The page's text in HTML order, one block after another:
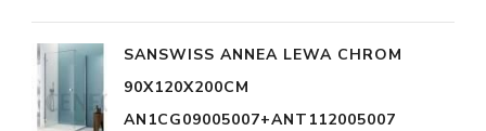
SANSWISS ANNEA LEWA CHROM
90X120X200CM
AN1CG09005007+ANT112005007